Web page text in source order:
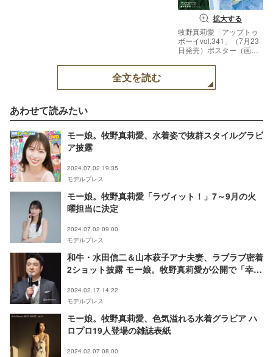
拡大する
牧野真莉愛「アップトゥ
ボーイvol.341」（7月23
日発売）ポスター（画像
全文を読む
あわせて読みたい
モー娘。牧野真莉愛、水着姿で抜群スタイルグラビ
ア披露
2024.07.02 19:35
モデルプレス
モー娘。牧野真莉愛「ラヴィット！」7～9月の火
曜担当に決定
2024.07.02 09:00
モデルプレス
和牛・水田信二＆山本萩子アナ夫妻、ラブラブ密着
2ショット披露 モー娘。牧野真莉愛が公開で「幸せ
2024.02.17 14:22
モデルプレス
モー娘。牧野真莉愛、色気溢れる水着グラビア ハ
ロプロ19人登場の雑誌表紙
2024.02.07 08:00